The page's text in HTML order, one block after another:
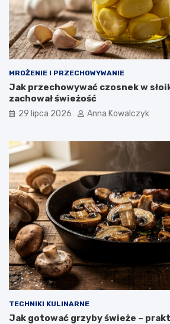
MROŻENIE I PRZECHOWYWANIE
Jak przechowywać czosnek w
zachował świeżość
29 lipca 2026 Anna Kowalczyk
TECHNIKI KULINARNE
Jak gotować grzyby świeże –